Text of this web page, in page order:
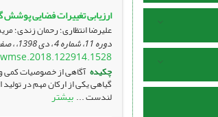
ارزیابی تغییرات فضایی پوشش
علیرضا انتظاری؛ رحمان زندی؛
دوره 11، شماره 4 ، دی 1398، ، صفحه
چکیده آگاهی از خصوصیات کمی
گیاهی یکی از ارکان مهم در
لندست ...بیشتر